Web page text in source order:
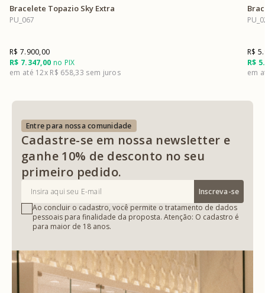
Bracelete Topazio Sky Extra
PU_067
R$ 7.347,00 no PIX
R$ 7.900,00
12x R$ 658,33
R$
R$
Entre para nossa comunidade
Cadastre-se em nossa newsletter e
ganhe 10% de desconto no seu
primeiro pedido.
Inscreva-se
Ao concluir o cadastro, você permite o tratamento de dados
pessoais para finalidade da proposta. Atenção: O cadastro é
para maior de 18 anos.